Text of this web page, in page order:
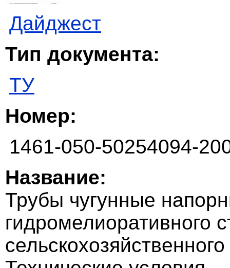
Дайджест
Тип документа:
ТУ
Номер:
1461-050-50254094-
Название:
Трубы чугунные
гидромелиоративного